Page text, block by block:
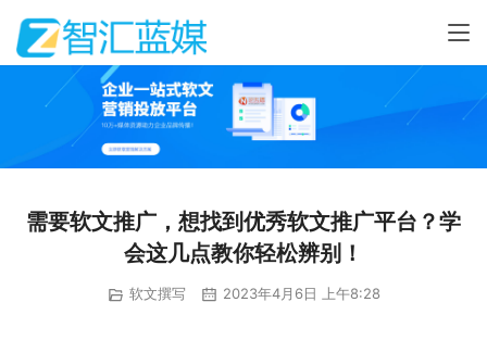
需要软文推广，想找到优秀软文推广平台？学
会这几点教你轻松辨别！
软文撰写 2023年4月6日 上午8:28